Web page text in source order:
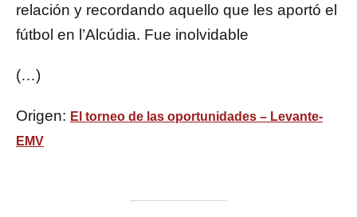
relación y recordando aquello que les aportó el
fútbol en l’Alcúdia. Fue inolvidable
(…)
Origen: El torneo de las oportunidades – Levante-
EMV